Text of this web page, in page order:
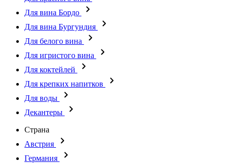
Для вина Бордо
Для вина Бургундия
Для белого вина
Для игристого вина
Для коктейлей
Для крепких напитков
Для воды
Декантеры
Страна
Австрия
Германия